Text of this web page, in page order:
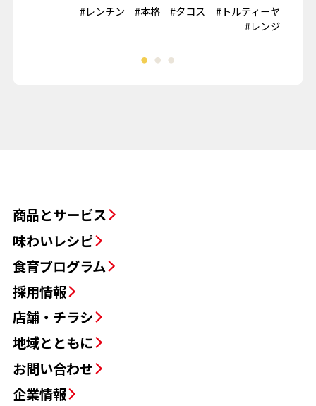
#レンチン #本格 #タコス
#トルティーヤ
#レンジ
商品とサービス
味わいレシピ
食育プログラム
採用情報
店舗・チラシ
地域とともに
お問い合わせ
企業情報